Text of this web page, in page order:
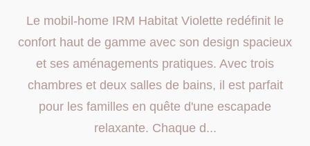
Le mobil-home IRM Habitat Violette redéfinit le
confort haut de gamme avec son design spacieux
et ses aménagements pratiques. Avec trois
chambres et deux salles de bains, il est parfait
pour les familles en quête d'une escapade
relaxante. Chaque d...